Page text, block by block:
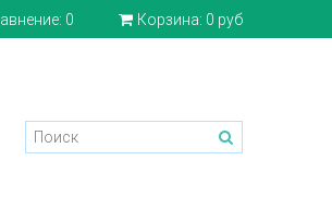
0 Корзина: 0 руб